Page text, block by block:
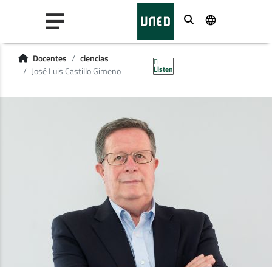
Buscar
Docentes
ciencias
José Luis Castillo Gimeno
Listen